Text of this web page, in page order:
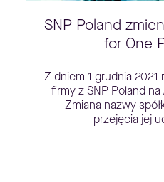
SNP Poland
for One
Z dniem 1 grudnia
firmy z SNP Poland
Zmiana nazwy
przejęcia jej